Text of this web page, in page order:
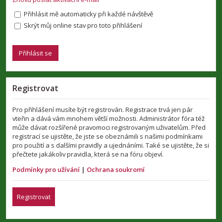
Přihlásit mě automaticky při každé návštěvě
Skrýt můj online stav pro toto přihlášení
Registrovat
Pro přihlášení musíte být registrován. Registrace trvá jen pár
vteřin a dává vám mnohem větší možnosti. Administrátor fóra též
může dávat rozšířené pravomoci registrovaným uživatelům. Před
registrací se ujistěte, že jste se obeznámili s našimi podmínkami
pro použití a s dalšími pravidly a ujednáními. Také se ujistěte, že si
přečtete jakákoliv pravidla, která se na fóru objeví.
Podmínky pro užívání | Ochrana soukromí
Registrovat